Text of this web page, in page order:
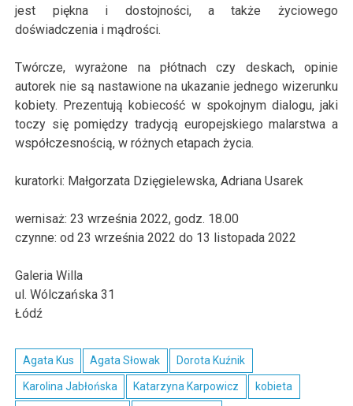
jest piękna i dostojności, a także życiowego
doświadczenia i mądrości.
Twórcze, wyrażone na płótnach czy deskach, opinie
autorek nie są nastawione na ukazanie jednego wizerunku
kobiety. Prezentują kobiecość w spokojnym dialogu, jaki
toczy się pomiędzy tradycją europejskiego malarstwa a
współczesnością, w różnych etapach życia.
kuratorki: Małgorzata Dzięgielewska, Adriana Usarek
wernisaż: 23 września 2022, godz. 18.00
czynne: od 23 września 2022 do 13 listopada 2022
Galeria Willa
ul. Wólczańska 31
Łódź
Agata Kus Agata Słowak Dorota Kuźnik
Karolina Jabłońska Katarzyna Karpowicz kobieta